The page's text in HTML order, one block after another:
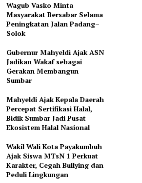
Wagub Vasko Minta
Masyarakat Bersabar Selama
Peningkatan Jalan Padang–
Solok
Gubernur Mahyeldi Ajak ASN
Jadikan Wakaf sebagai
Gerakan Membangun
Sumbar
Mahyeldi Ajak Kepala Daerah
Percepat Sertifikasi Halal,
Bidik Sumbar Jadi Pusat
Ekosistem Halal Nasional
Wakil Wali Kota Payakumbuh
Ajak Siswa MTsN 1 Perkuat
Karakter, Cegah Bullying dan
Peduli Lingkungan